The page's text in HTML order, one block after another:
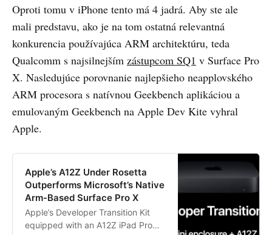
Oproti tomu v iPhone tento má 4 jadrá. Aby ste ale
mali predstavu, ako je na tom ostatná relevantná
konkurencia používajúca ARM architektúru, teda
Qualcomm s najsilnejším zástupcom SQ1 v Surface Pro
X. Nasledujúce porovnanie najlepšieho neapplovského
ARM procesora s natívnou Geekbench aplikáciou a
emulovaným Geekbench na Apple Dev Kite vyhral
Apple.
Apple’s A12Z Under Rosetta
Outperforms Microsoft’s Native
Arm-Based Surface Pro X
Apple’s Developer Transition Kit
equipped with an A12Z iPad Pro